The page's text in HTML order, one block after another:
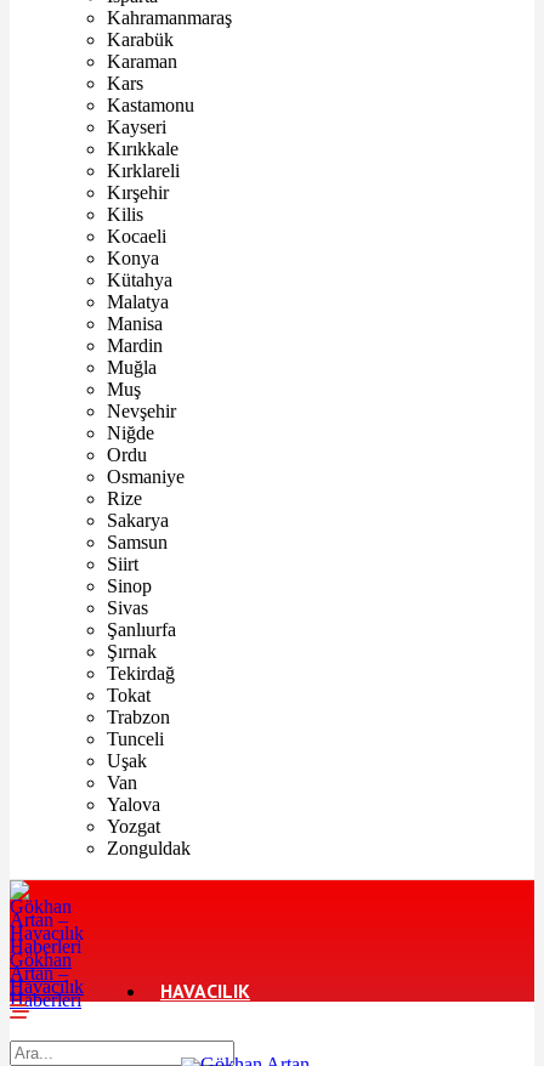
Kahramanmaraş
Karabük
Karaman
Kars
Kastamonu
Kayseri
Kırıkkale
Kırklareli
Kırşehir
Kilis
Kocaeli
Konya
Kütahya
Malatya
Manisa
Mardin
Muğla
Muş
Nevşehir
Niğde
Ordu
Osmaniye
Rize
Sakarya
Samsun
Siirt
Sinop
Sivas
Şanlıurfa
Şırnak
Tekirdağ
Tokat
Trabzon
Tunceli
Uşak
Van
Yalova
Yozgat
Zonguldak
Gökhan
Artan –
Havacılık
Haberleri HAVACILIK
TURIZM